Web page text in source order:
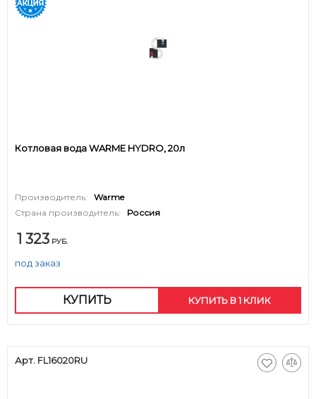
Котловая вода WARME HYDRO, 20л
Производитель:
Warme
Страна производитель:
Россия
1 323 РУБ.
под заказ
КУПИТЬ КУПИТЬ В 1 КЛИК
Арт. FL16020RU